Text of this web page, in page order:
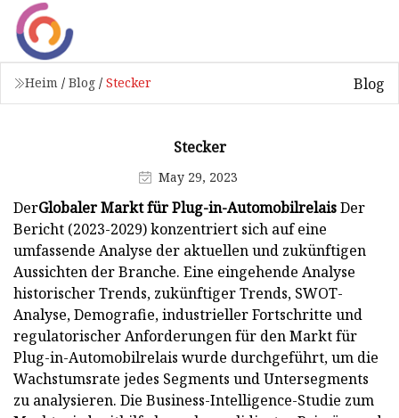
Heim / Blog / Stecker Blog
Stecker
May 29, 2023
DerGlobaler Markt für Plug-in-AutomobilrelaisDer
Bericht (2023-2029) konzentriert sich auf eine
umfassende Analyse der aktuellen und zukünftigen
Aussichten der Branche. Eine eingehende Analyse
historischer Trends, zukünftiger Trends, SWOT-
Analyse, Demografie, industrieller Fortschritte und
regulatorischer Anforderungen für den Markt für
Plug-in-Automobilrelais wurde durchgeführt, um die
Wachstumsrate jedes Segments und Untersegments
zu analysieren. Die Business-Intelligence-Studie zum